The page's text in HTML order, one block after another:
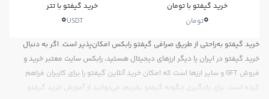
خرید گیفتو با تومان
0تومان
خرید گیفتو با تتر
0USDT
خرید گیفتو به‌راحتی از طریق صرافی گیفتو رابکس امکان‌پذیر است. اگر به دنبال
خرید گیفتو در ایران یا دیگر ارزهای دیجیتال هستید، رابکس سایت معتبر خرید و
فروش GFT و سایر ارزها است که امکان خرید آنلاین گیفتو را برای کاربران فراهم
کرده است. برای یادگیری چگونه گیفتو بخریم، می‌توانید از آموزش خرید گیفتو